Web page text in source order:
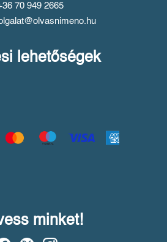
70 949 2665
lehetőségek
minket!